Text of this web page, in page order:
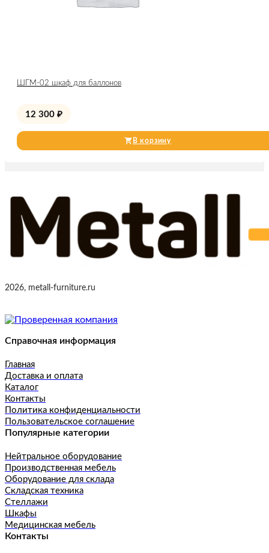
ШГМ-02 шкаф для баллонов
12 300 ₽
В корзину
2026, metall-furniture.ru
Справочная информация
Главная
Доставка и оплата
Каталог
Контакты
Политика конфиденциальности
Пользовательское соглашение
Популярные категории
Нейтральное оборудование
Производственная мебель
Оборудование для склада
Складская техника
Стеллажи
Шкафы
Медицинская мебель
Контакты